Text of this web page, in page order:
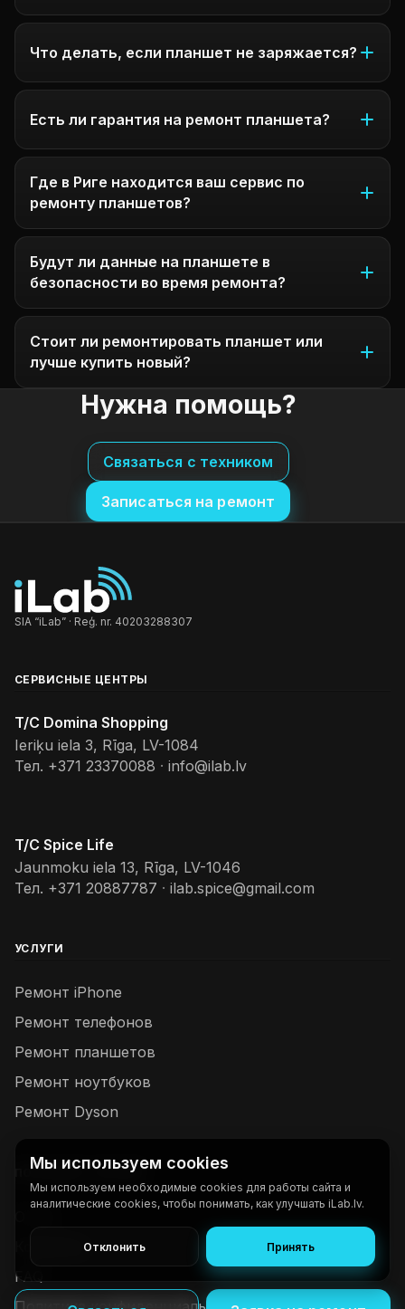
Что делать, если планшет не заряжается?
Есть ли гарантия на ремонт планшета?
Где в Риге находится ваш сервис по
ремонту планшетов?
Будут ли данные на планшете в
безопасности во время ремонта?
Стоит ли ремонтировать планшет или
лучше купить новый?
Нужна помощь?
Связаться с техником
Записаться на ремонт
SIA “iLab” · Reģ. nr. 40203288307
СЕРВИСНЫЕ ЦЕНТРЫ
T/C Domina Shopping
Ieriķu iela 3, Rīga, LV-1084
Тел. +371 23370088 · info@ilab.lv
T/C Spice Life
Jaunmoku iela 13, Rīga, LV-1046
Тел. +371 20887787 · ilab.spice@gmail.com
УСЛУГИ
Ремонт iPhone
Ремонт телефонов
Ремонт планшетов
Ремонт ноутбуков
Ремонт Dyson
ПОЛЕЗНЫЕ ССЫЛКИ
Контакты
FAQ
Мы используем cookies
Мы используем необходимые cookies для работы сайта и
аналитические cookies, чтобы понимать, как улучшать iLab.lv.
Отклонить Принять